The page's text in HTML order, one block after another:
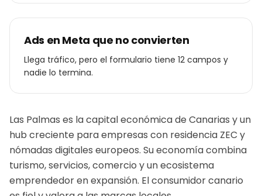
Ads en Meta que no convierten
Llega tráfico, pero el formulario tiene 12 campos y
nadie lo termina.
Las Palmas es la capital económica de Canarias y un
hub creciente para empresas con residencia ZEC y
nómadas digitales europeos. Su economía combina
turismo, servicios, comercio y un ecosistema
emprendedor en expansión. El consumidor canario